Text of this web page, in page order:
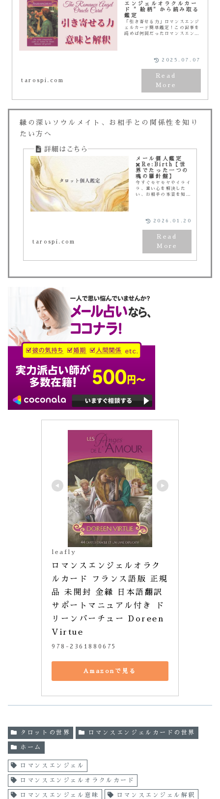
エンジェルオラクルカー
ド ”絵柄”から読み取る
鑑定
「引き寄せる力」ロマンスエンジ
ェルカード簡単鑑定！この記事を
読めば何回だったロマンスエンジ
て、ロマンスエンジェルカードの
意味や解釈を深堀りしていきたい
tarospi.com
2025.07.07
縁の深いソウルメイト、お相手との関係性を知り
たい方へ
メール個人鑑定
✖️Re:Birth【世
界でたった一つの
魂の羅針盤】
今すぐモヤモヤやイライ
ラ、重い心を解決した
い、お相手の本音を知り
ます。あなたの人生の旅
をスピリチュアルの視点
から探索し、未知なる可
いたします。自分自身を
知り、進むべき方向を見
tarospi.com
2026.01.20
leafly
ロマンスエンジェルオラク
ルカード フランス語版 正規
品 未開封 金縁 日本語翻訳
サポートマニュアル付き ド
リーンバーチュー Doreen
Virtue
978-2361880675
Amazonで見る
タロットの世界 ロマンスエンジェルカードの世界
ホーム
ロマンスエンジェル
ロマンスエンジェルオラクルカード
ロマンスエンジェル意味 ロマンスエンジェル解釈